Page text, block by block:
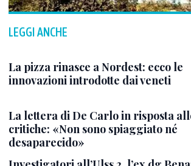
LEGGI ANCHE
La pizza rinasce a Nordest: ecco le
innovazioni introdotte dai veneti
La lettera di De Carlo in risposta
critiche: «Non sono spiaggiato né
desaparecido»